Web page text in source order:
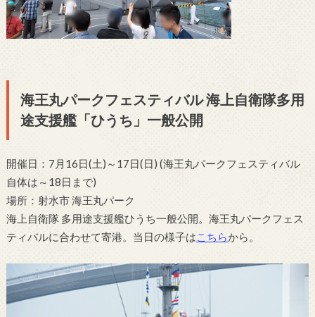
海王丸パークフェスティバル 海上自衛隊多用
途支援艦「ひうち」一般公開
開催日：7月16日(土)～17日(日) (海王丸パークフェスティバル
自体は～18日まで)
場所：射水市 海王丸パーク
海上自衛隊 多用途支援艦ひうち一般公開。海王丸パークフェス
ティバルに合わせて寄港。当日の様子はこちらから。